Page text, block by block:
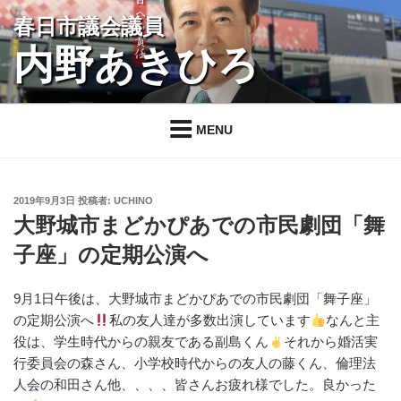
コ
ン
ツ
春日市議会議員
内野あきひろ
MENU
投
日:
2019年9月3日 投稿者: UCHINO
大野城市まどかぴあでの市民劇団「舞
子座」の定期公演へ
9月1日午後は、大野城市まどかぴあでの市民劇団「舞子座」
の定期公演へ
私の友人達が多数出演しています
なんと主
役は、学生時代からの親友である副島くん
それから婚活実
行委員会の森さん、小学校時代からの友人の藤くん、倫理法
人会の和田さん他、、、、皆さんお疲れ様でした。良かった